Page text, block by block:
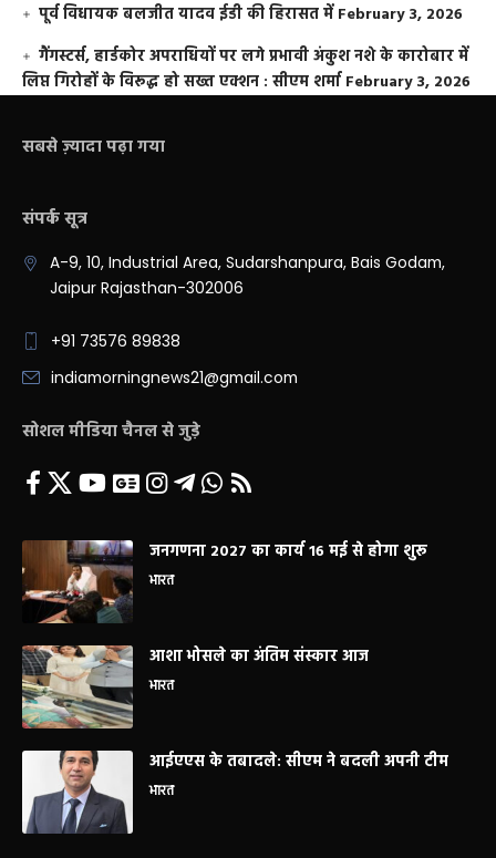
पूर्व विधायक बलजीत यादव ईडी की हिरासत में February 3, 2026
गैंगस्टर्स, हार्डकोर अपराधियों पर लगे प्रभावी अंकुश नशे के कारोबार में
लिप्त गिरोहों के विरूद्ध हो सख्त एक्शन : सीएम शर्मा February 3, 2026
सबसे ज़्यादा पढ़ा गया
संपर्क सूत्र
A-9, 10, Industrial Area, Sudarshanpura, Bais Godam,
Jaipur Rajasthan-302006
+91 73576 89838
indiamorningnews21@gmail.com
सोशल मीडिया चैनल से जुड़े
जनगणना 2027 का कार्य 16 मई से होगा शुरू
भारत
आशा भोसले का अंतिम संस्कार आज
भारत
आईएएस के तबादले: सीएम ने बदली अपनी टीम
भारत